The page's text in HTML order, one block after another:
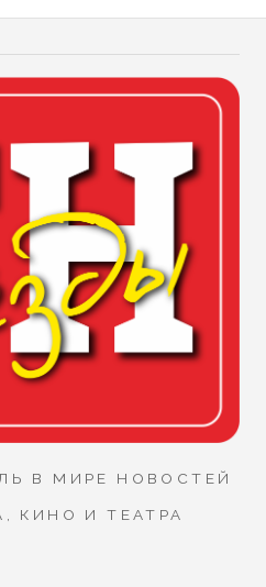
В МИРЕ НОВОСТЕЙ
КИНО И ТЕАТРА